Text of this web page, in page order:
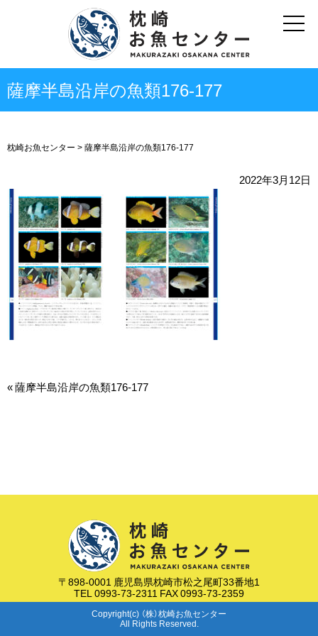
薩摩半島沿岸の魚類176-177
枕崎お魚センター >薩摩半島沿岸の魚類176-177
2022年3月12日
«薩摩半島沿岸の魚類176-177
〒898-0001 鹿児島県枕崎市松之尾町33番地1
TEL 0993-73-2311 FAX 0993-73-2359
Copyright(c) （株）枕崎お魚センター
All Rights Reserved.